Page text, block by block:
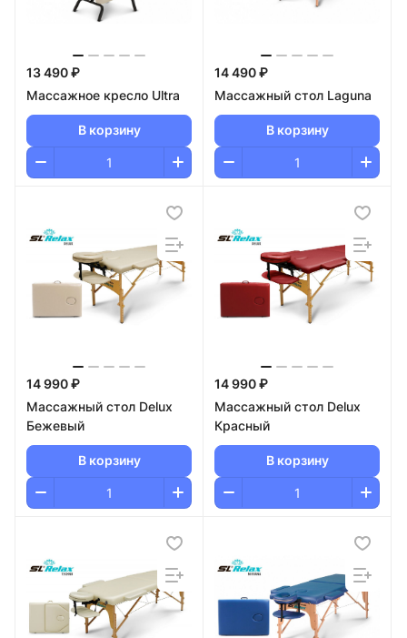
13 490 ₽
Массажное кресло Ultra
В корзину
14 490 ₽
Массажный стол Laguna
В корзину
14 990 ₽
Массажный стол Delux
Бежевый
В корзину
14 990 ₽
Массажный стол Delux
Красный
В корзину